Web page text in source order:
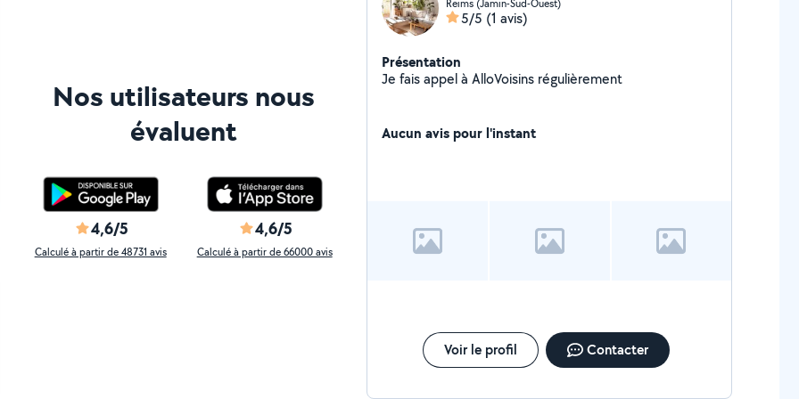
Nos utilisateurs nous
évaluent
4,6/5
Calculé à partir de 48731 avis
4,6/5
Calculé à partir de 66000 avis
Reims (Jamin-Sud-Ouest)
5/5 (1 avis)
Présentation
Je fais appel à AlloVoisins régulièrement
Aucun avis pour l'instant
Voir le profil Contacter